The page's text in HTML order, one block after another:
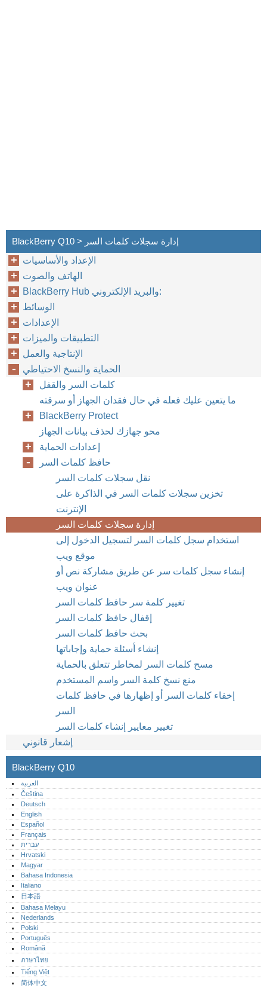
BlackBerry Q10 > إدارة سجلات كلمات السر
الإعداد والأساسيات
الهاتف والصوت
BlackBerry Hub والبريد الإلكتروني:
الوسائط
الإعدادات
التطبيقات والميزات
الإنتاجية والعمل
الحماية والنسخ الاحتياطي
كلمات السر والقفل
ما يتعين عليك فعله في حال فقدان الجهاز أو سرقته
BlackBerry Protect
محو جهازك لحذف بيانات الجهاز
إعدادات الحماية
حافظ كلمات السر
نقل سجلات كلمات السر
تخزين سجلات كلمات السر في الذاكرة على
الإنترنت
إدارة سجلات كلمات السر
استخدام سجل كلمات السر لتسجيل الدخول إلى
موقع ويب
إنشاء سجل كلمات سر عن طريق مشاركة نص أو
عنوان ويب
تغيير كلمة سر حافظ كلمات السر
إقفال حافظ كلمات السر
بحث حافظ كلمات السر
إنشاء أسئلة حماية وإجاباتها
مسح كلمات السر لمخاطر تتعلق بالحماية
منع نسخ كلمة السر واسم المستخدم
إخفاء كلمات السر أو إظهارها في حافظ كلمات
السر
تغيير معايير إنشاء كلمات السر
إشعار قانوني
BlackBerry Q10
العربية
Čeština
Deutsch
English
Español
Français
עברית
Hrvatski
Magyar
Bahasa Indonesia
Italiano
日本語
Bahasa Melayu
Nederlands
Polski
Português‎
Română
ภาษาไทย
Tiếng Việt
简体中文